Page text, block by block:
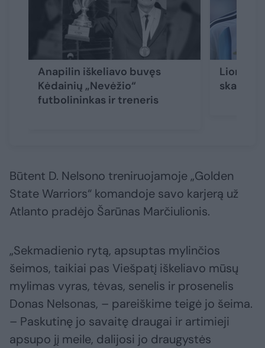
Anapilin iškeliavo buvęs
Kėdainių „Nevėžio“
futbolininkas ir treneris
Lionelio
skaudi
Būtent D. Nelsono treniruojamoje „Golden
State Warriors“ komandoje savo karjerą už
Atlanto pradėjo Šarūnas Marčiulionis.
„Sekmadienio rytą, apsuptas mylinčios
šeimos, taikiai pas Viešpatį iškeliavo mūsų
mylimas vyras, tėvas, senelis ir prosenelis
Donas Nelsonas, – pareiškime teigė jo šeima.
– Paskutinę jo savaitę draugai ir artimieji
apsupo jį meile, dalijosi jo draugystės